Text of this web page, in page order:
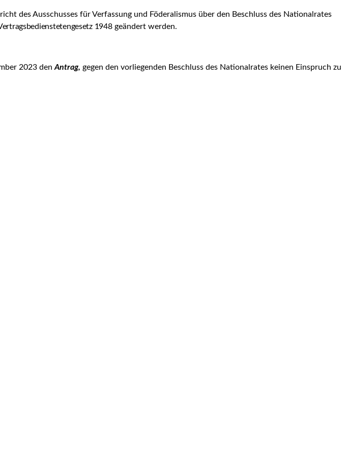
des Ausschusses für Verfassung und Föderalismus über den Beschluss des Nationalrates
1948geändert werden.
2023 den Antrag, gegen den vorliegenden Beschluss des Nationalrates keinen Einspruch zu